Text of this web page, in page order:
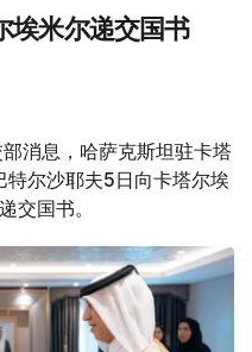
埃米尔递交国书
消息，哈萨克斯坦驻卡塔
特尔沙耶夫5日向卡塔尔埃
交国书。